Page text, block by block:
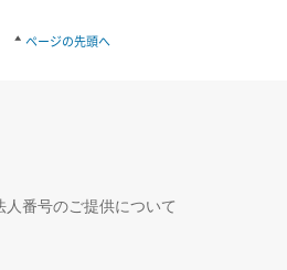
ページの先頭へ
番号のご提供について